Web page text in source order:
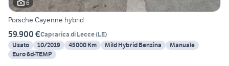
6
Porsche Cayenne hybrid
59.900 €Caprarica di Lecce(LE)
Usato
10/2019 45000 Km Mild Hybrid Benzina
Manuale
Euro 6d-TEMP